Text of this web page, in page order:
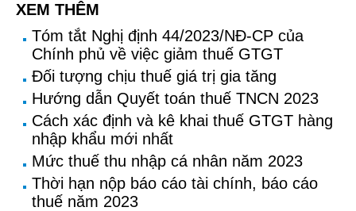
XEM THÊM
Tóm tắt Nghị định 44/2023/NĐ-CP của
Chính phủ về việc giảm thuế GTGT
Đối tượng chịu thuế giá trị gia tăng
Hướng dẫn Quyết toán thuế TNCN 2023
Cách xác định và kê khai thuế GTGT hàng
nhập khẩu mới nhất
Mức thuế thu nhập cá nhân năm 2023
Thời hạn nộp báo cáo tài chính, báo cáo
thuế năm 2023